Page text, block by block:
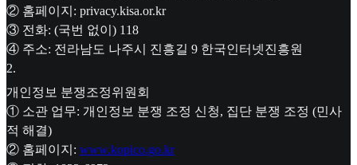
② 홈페이지: privacy.kisa.or.kr
③ 전화: (국번 없이) 118
④ 주소: 전라남도 나주시 진흥길 9 한국인터넷진흥원
2.
개인정보 분쟁조정위원회
① 소관 업무: 개인정보 분쟁 조정 신청, 집단 분쟁 조정 (민사
적 해결)
② 홈페이지: www.kopico.go.kr